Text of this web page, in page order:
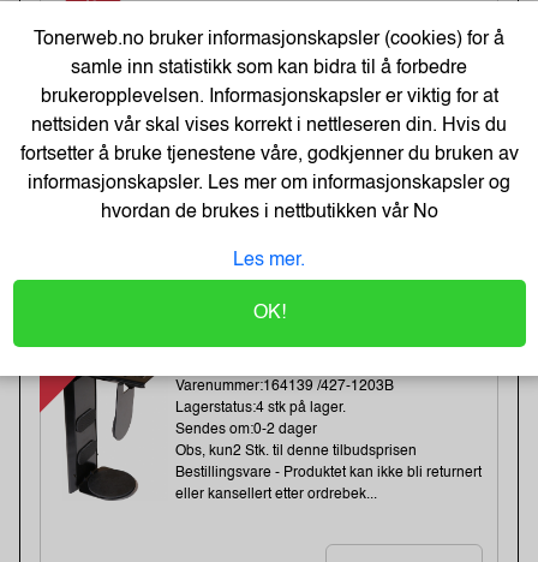
-20%
Varenummer:159457 /11830725
Lagerstatus:49 stk på lager.
Sendes om:1-3 dager
Obs, kun2 Stk. til denne tilbudsprisen
81,-
-37%
Varenummer:164139 /427-1203B
Lagerstatus:4 stk på lager.
Sendes om:0-2 dager
Obs, kun2 Stk. til denne tilbudsprisen
Bestillingsvare - Produktet kan ikke bli returnert
eller kansellert etter ordrebek...
Tonerweb.no bruker informasjonskapsler (cookies) for å
samle inn statistikk som kan bidra til å forbedre
brukeropplevelsen. Informasjonskapsler er viktig for at
nettsiden vår skal vises korrekt i nettleseren din. Hvis du
fortsetter å bruke tjenestene våre, godkjenner du bruken av
informasjonskapsler. Les mer om informasjonskapsler og
hvordan de brukes i nettbutikken vårNo
Les mer.
OK!